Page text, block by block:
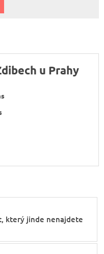
u Prahy
který jinde nenajdete